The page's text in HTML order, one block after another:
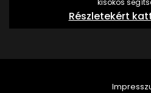
kisokos
Részletekért